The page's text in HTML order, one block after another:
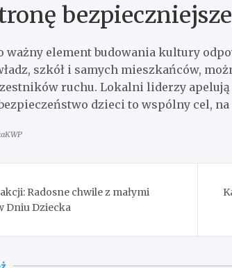
ważny element budowania kultury
szkół i samych mieszkańców,
ruchu. Lokalni liderzy
dzieci to wspólny cel, na
Radosne chwile z małymi
Dniu Dziecka